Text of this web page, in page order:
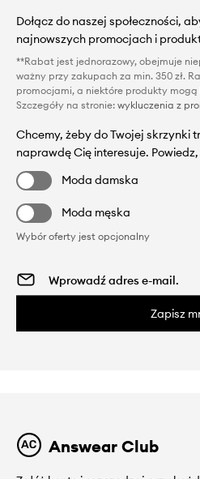
Dołącz do naszej społeczności,
najnowszych promocjach i
**Rabat jest jednorazowy, obejmuje
ważny przy zakupach za min. 350 zł.
promocjami, a niektóre produkty
Szczegóły na stronie: wykluczenia z
Chcemy, żeby do Twojej skrzynki
naprawdę Cię interesuje.
Moda damska
Moda męska
Wybór oferty jest opcjonalny
Zapisz
Answear Club